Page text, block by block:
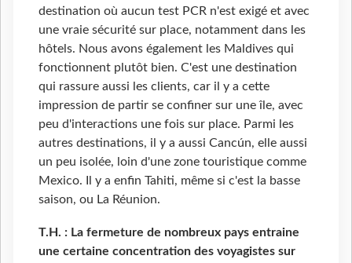
destination où aucun test PCR n'est exigé et avec
une vraie sécurité sur place, notamment dans les
hôtels. Nous avons également les Maldives qui
fonctionnent plutôt bien. C'est une destination
qui rassure aussi les clients, car il y a cette
impression de partir se confiner sur une île, avec
peu d'interactions une fois sur place. Parmi les
autres destinations, il y a aussi Cancún, elle aussi
un peu isolée, loin d'une zone touristique comme
Mexico. Il y a enfin Tahiti, même si c'est la basse
saison, ou La Réunion.
T.H. : La fermeture de nombreux pays entraine
une certaine concentration des voyagistes sur